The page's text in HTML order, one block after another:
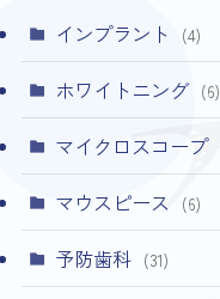
インプラント (4)
ホワイトニング (6)
マイクロスコープ
マウスピース (6)
予防歯科 (31)